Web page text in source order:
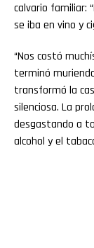
calvario familiar:
se iba en vino y
“Nos costó
terminó
transformó la
silenciosa. La
desgastando a
alcohol y el